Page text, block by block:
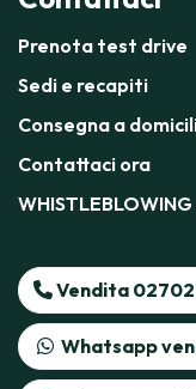
Prenota test drive
Sedi e recapiti
Consegna a
Contattaci ora
Vendita
Whatsapp